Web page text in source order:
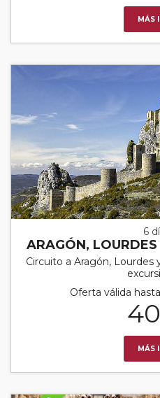
MÁS
6
ARAGÓN,
Circuito a Aragón, Lourdes
Oferta válida
MÁS